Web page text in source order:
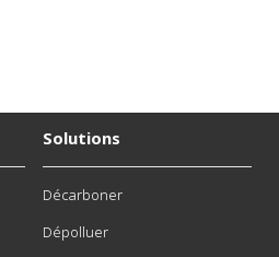
Solutions
Décarboner
Dépolluer